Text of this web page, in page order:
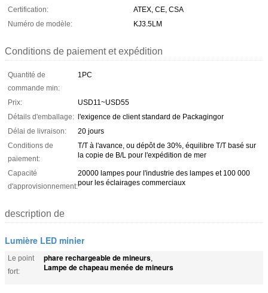
Certification:
ATEX, CE, CSA
Numéro de modèle:
KJ3.5LM
Conditions de paiement et expédition
Quantité de
commande min:
1PC
Prix:
USD11~USD55
Détails d'emballage: l'exigence de client standard de Packagingor
Délai de livraison:
20 jours
Conditions de
paiement:
T/T à l'avance, ou dépôt de 30%, équilibre T/T basé sur
la copie de B/L pour l'expédition de mer
Capacité
d'approvisionnement:
20000 lampes pour l'industrie des lampes et 100 000
pour les éclairages commerciaux
description de
Lumière LED minier
Le point
fort:
phare rechargeable de mineurs,
Lampe de chapeau menée de mineurs